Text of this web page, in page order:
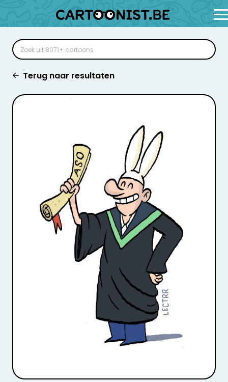
Terug naar resultaten